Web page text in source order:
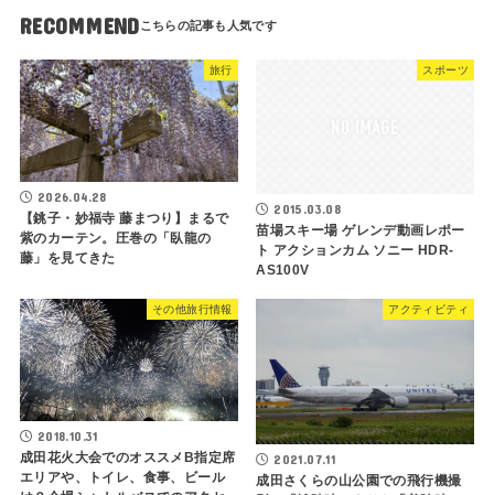
RECOMMEND
旅行
2026.04.28
【銚子・妙福寺 藤まつり】まるで
紫のカーテン。圧巻の「臥龍の
藤」を見てきた
スポーツ
2015.03.08
苗場スキー場 ゲレンデ動画レポー
ト アクションカム ソニー HDR-
AS100V
その他旅行情報
2018.10.31
成田花火大会でのオススメB指定席
エリアや、トイレ、食事、ビール
アクティビティ
2021.07.11
成田さくらの山公園での飛行機撮